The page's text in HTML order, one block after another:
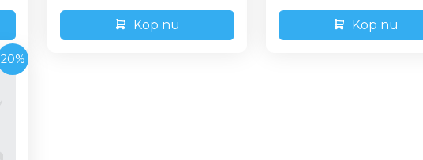
Köp nu Köp nu
20%